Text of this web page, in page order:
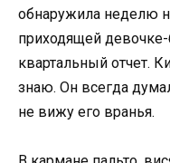
обнаружила неделю
приходящей девочке-
квартальный отчет.
знаю. Он всегда
не вижу его вранья.